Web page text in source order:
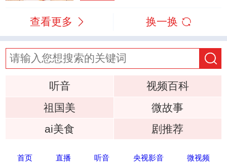
查看更多 换一换
听音
视频百科
祖国美
微故事
ai美食
剧推荐
首页 直播 听音 央视影音 微视频